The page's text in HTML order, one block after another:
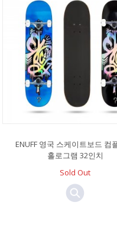
ENUFF 영국 스케이트보드 컴
홀로그램 32인치
Sold Out